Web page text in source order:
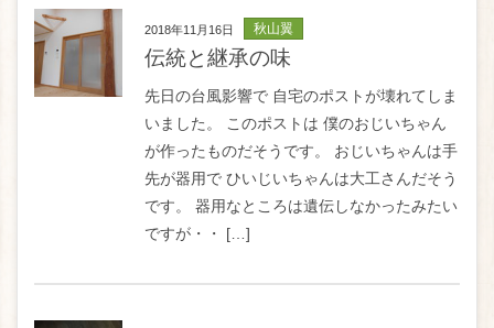
2018年11月16日 秋山翼
伝統と継承の味
先日の台風影響で 自宅のポストが壊れてしま
いました。 このポストは 僕のおじいちゃん
が作ったものだそうです。 おじいちゃんは手
先が器用で ひいじいちゃんは大工さんだそう
です。 器用なところは遺伝しなかったみたい
ですが・・ […]